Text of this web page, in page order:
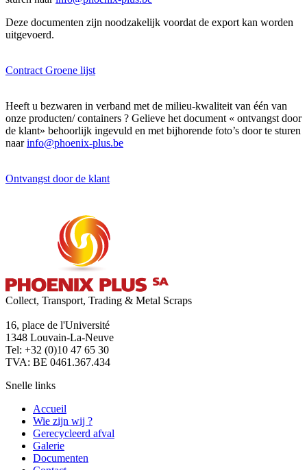
Deze documenten zijn noodzakelijk voordat de export kan worden
uitgevoerd.
Contract Groene lijst
Heeft u bezwaren in verband met de milieu-kwaliteit van één van
onze producten/ containers ? Gelieve het document « ontvangst door
de klant» behoorlijk ingevuld en met bijhorende foto’s door te sturen
naarinfo@phoenix-plus.be
Ontvangst door de klant
Collect, Transport, Trading & Metal Scraps
16, place de l'Université
1348 Louvain-La-Neuve
Tel: +32 (0)10 47 65 30
TVA: BE 0461.367.434
Snelle links
Accueil
Wie zijn wij ?
Gerecycleerd afval
Galerie
Documenten